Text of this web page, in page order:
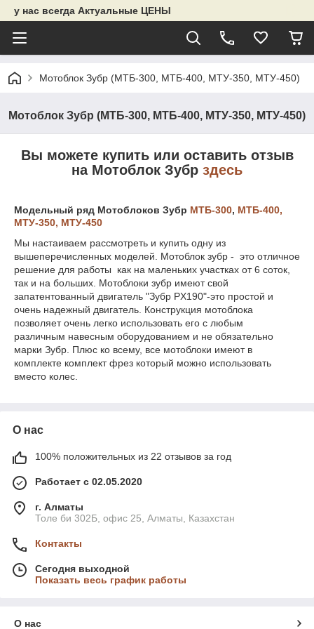
у нас всегда Актуальные ЦЕНЫ
Мотоблок Зубр (МТБ-300, МТБ-400, МТУ-350, МТУ-450)
Мотоблок Зубр (МТБ-300, МТБ-400, МТУ-350, МТУ-450)
Вы можете купить или оставить отзыв
на Мотоблок Зубр здесь
Модельный ряд Мотоблоков Зубр МТБ-300, МТБ-400,
МТУ-350, МТУ-450
Мы настаиваем рассмотреть и купить одну из
вышеперечисленных моделей. Мотоблок зубр - это отличное
решение для работы как на маленьких участках от 6 соток,
так и на больших. Мотоблоки зубр имеют свой
запатентованный двигатель "Зубр PX190"-это простой и
очень надежный двигатель. Конструкция мотоблока
позволяет очень легко использовать его с любым
различным навесным оборудованием и не обязательно
марки Зубр. Плюс ко всему, все мотоблоки имеют в
комплекте комплект фрез который можно использовать
вместо колес.
О нас
100% положительных из 22 отзывов за год
Работает с 02.05.2020
г. Алматы
Толе би 302Б, офис 25, Алматы, Казахстан
Контакты
Сегодня выходной
Показать весь график работы
О нас